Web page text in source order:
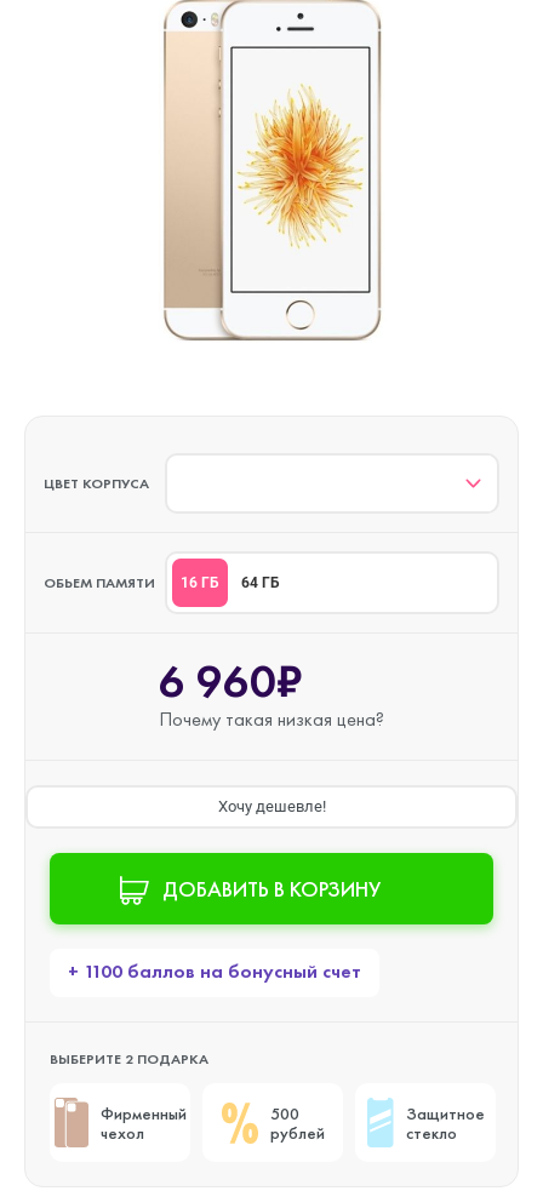
ЦВЕТ КОРПУСА
ОБЬЕМ ПАМЯТИ 16 ГБ 64 ГБ
6 960₽
Почему такая низкая цена?
Хочу дешевле!
ДОБАВИТЬ В КОРЗИНУ
+ 1100 баллов на бонусный счет
ВЫБЕРИТЕ 2 ПОДАРКА
Фирменный
чехол
500
рублей
Защитное
стекло